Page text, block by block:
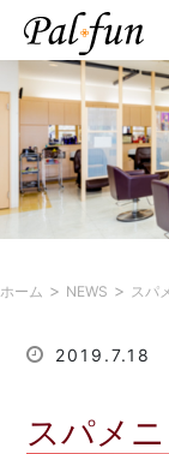
ホーム > NEWS > スパ
2019.7.18
スパメ